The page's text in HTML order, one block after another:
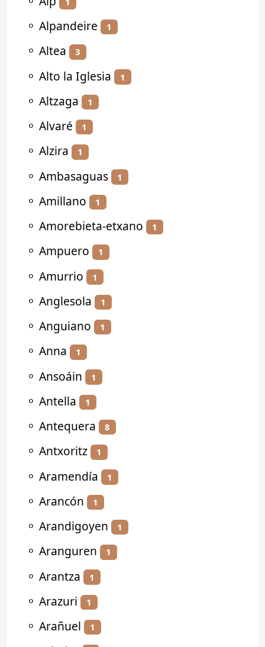
⚬ Alpandeire 1
⚬ Altea 3
⚬ Alto la Iglesia 1
⚬ Altzaga 1
⚬ Alvaré 1
⚬ Alzira 1
⚬ Ambasaguas 1
⚬ Amillano 1
⚬ Amorebieta-etxano 1
⚬ Ampuero 1
⚬ Amurrio 1
⚬ Anglesola 1
⚬ Anguiano 1
⚬ Anna 1
⚬ Ansoáin 1
⚬ Antella 1
⚬ Antequera 8
⚬ Antxoritz 1
⚬ Aramendía 1
⚬ Arancón 1
⚬ Arandigoyen 1
⚬ Aranguren 1
⚬ Arantza 1
⚬ Arazuri 1
⚬ Arañuel 1